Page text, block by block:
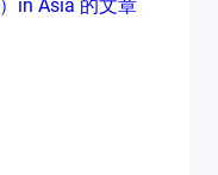
in Asia 的文章